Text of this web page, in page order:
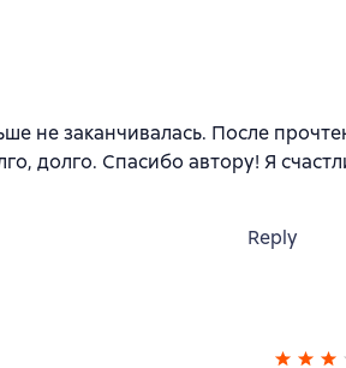
не заканчивалась. После
долго. Спасибо автору! Я
Reply